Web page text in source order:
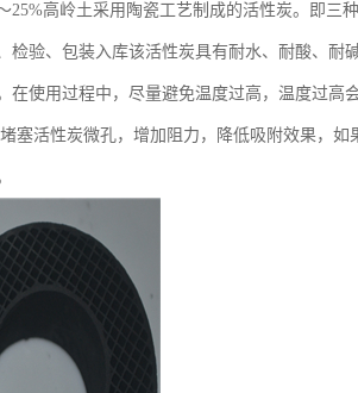
25%高岭土采用陶瓷工艺制成的活性炭。即三
验、包装入库该活性炭具有耐水、耐酸、耐
使用过程中，尽量避免温度过高，温度过高
塞活性炭微孔，增加阻力，降低吸附效果，如